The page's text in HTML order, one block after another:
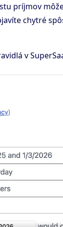
príjmov
chytré
v